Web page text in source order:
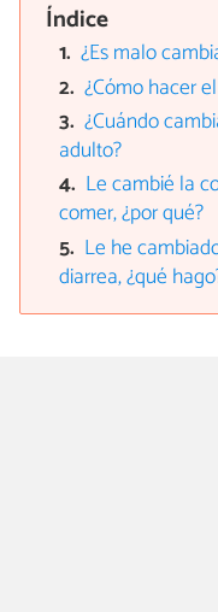
Índice
¿Es malo
¿Cómo hacer
¿Cuándo
adulto?
Le cambié la
comer, ¿por qué?
Le he
diarrea, ¿qué